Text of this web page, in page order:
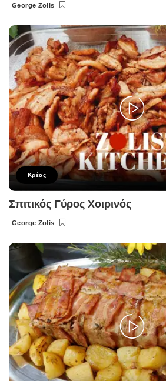
Posted
George Zolis
Κρέας
Σπιτικός Γύρος Χοιρινός
Posted
George Zolis